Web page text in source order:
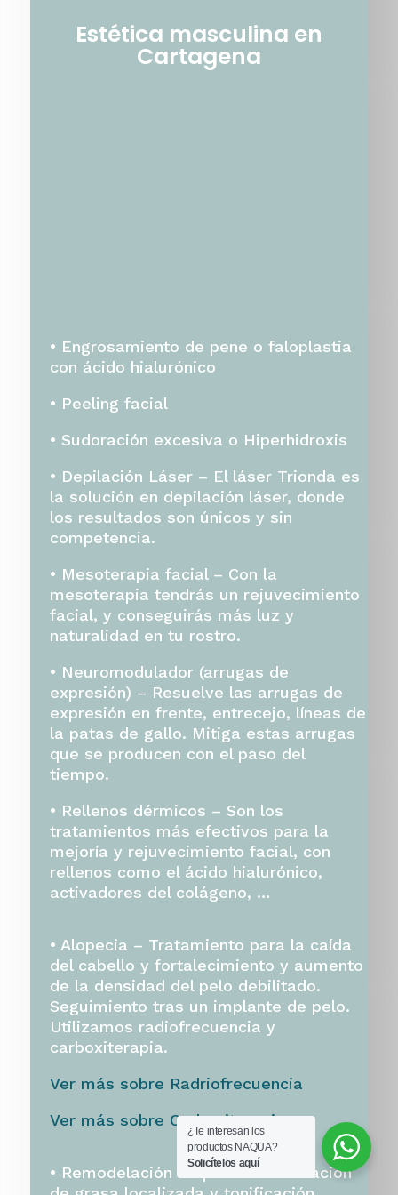
Estética masculina en
Cartagena
• Engrosamiento de pene o faloplastia
con ácido hialurónico
• Peeling facial
• Sudoración excesiva o Hiperhidroxis
• Depilación Láser – El láser Trionda es
la solución en depilación láser, donde
los resultados son únicos y sin
competencia.
• Mesoterapia facial – Con la
mesoterapia tendrás un rejuvecimiento
facial, y conseguirás más luz y
naturalidad en tu rostro.
• Neuromodulador (arrugas de
expresión) – Resuelve las arrugas de
expresión en frente, entrecejo, líneas de
la patas de gallo. Mitiga estas arrugas
que se producen con el paso del
tiempo.
• Rellenos dérmicos – Son los
tratamientos más efectivos para la
mejoría y rejuvecimiento facial, con
rellenos como el ácido hialurónico,
activadores del colágeno, …
• Alopecia – Tratamiento para la caída
del cabello y fortalecimiento y aumento
de la densidad del pelo debilitado.
Seguimiento tras un implante de pelo.
Utilizamos radiofrecuencia y
carboxiterapia.
Ver más sobre Radriofrecuencia
Ver más sobre Carboxiterapia
• Remodelación corporal –
Eliminación
¿Te interesan los
productos NAQUA?
Solicítelos aquí